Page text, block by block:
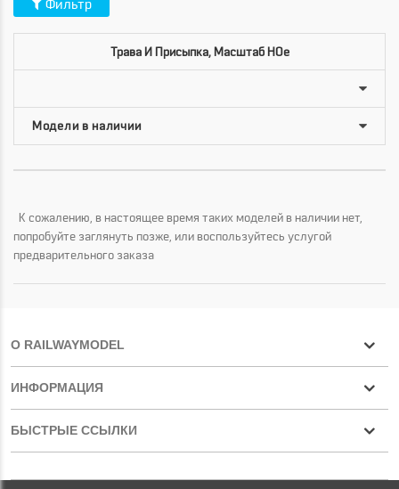
Фильтр
Трава И Присыпка, Масштаб HOe
К сожалению, в настоящее время таких моделей в наличии нет,
попробуйте заглянуть позже, или воспользуйтесь услугой
предварительного заказа
О RAILWAYMODEL
ИНФОРМАЦИЯ
БЫСТРЫЕ ССЫЛКИ